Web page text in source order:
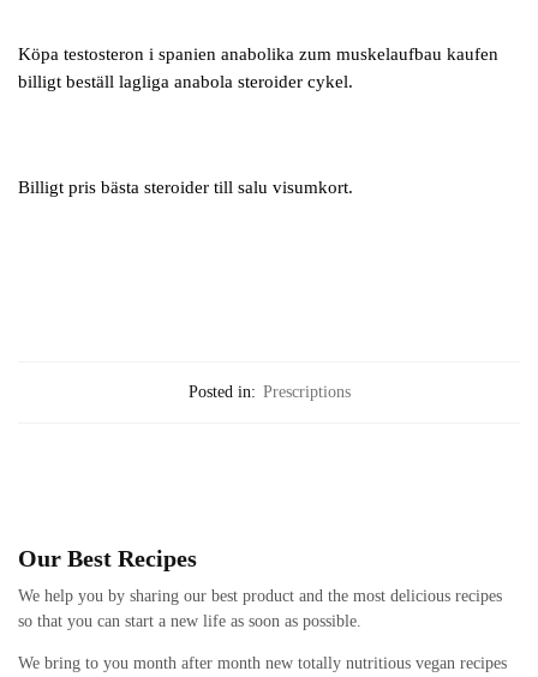
Köpa testosteron i spanien anabolika zum muskelaufbau kaufen
billigt beställ lagliga anabola steroider cykel.
Billigt pris bästa steroider till salu visumkort.
Posted in: Prescriptions
Our Best Recipes
We help you by sharing our best product and the most delicious recipes
so that you can start a new life as soon as possible.
We bring to you month after month new totally nutritious vegan recipes